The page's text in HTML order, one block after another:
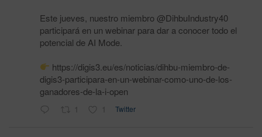
Este jueves, nuestro miembro @DihbuIndustry40
participará en un webinar para dar a conocer todo el
potencial de AI Mode.
https://digis3.eu/es/noticias/dihbu-miembro-de-
digis3-participara-en-un-webinar-como-uno-de-los-
ganadores-de-la-i-open
1 1 Twitter